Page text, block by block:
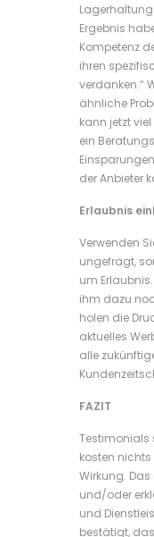
Ergebnis
Kompetenz
ihren
verdanken.“
ähnliche
kann jetzt
ein
der Anbieter
Erlaubnis
Verwenden
ungefragt,
um
ihm dazu
holen die
aktuelles
alle
FAZIT
Testimonials
kosten
Wirkung.
und/oder
und
bestätigt,